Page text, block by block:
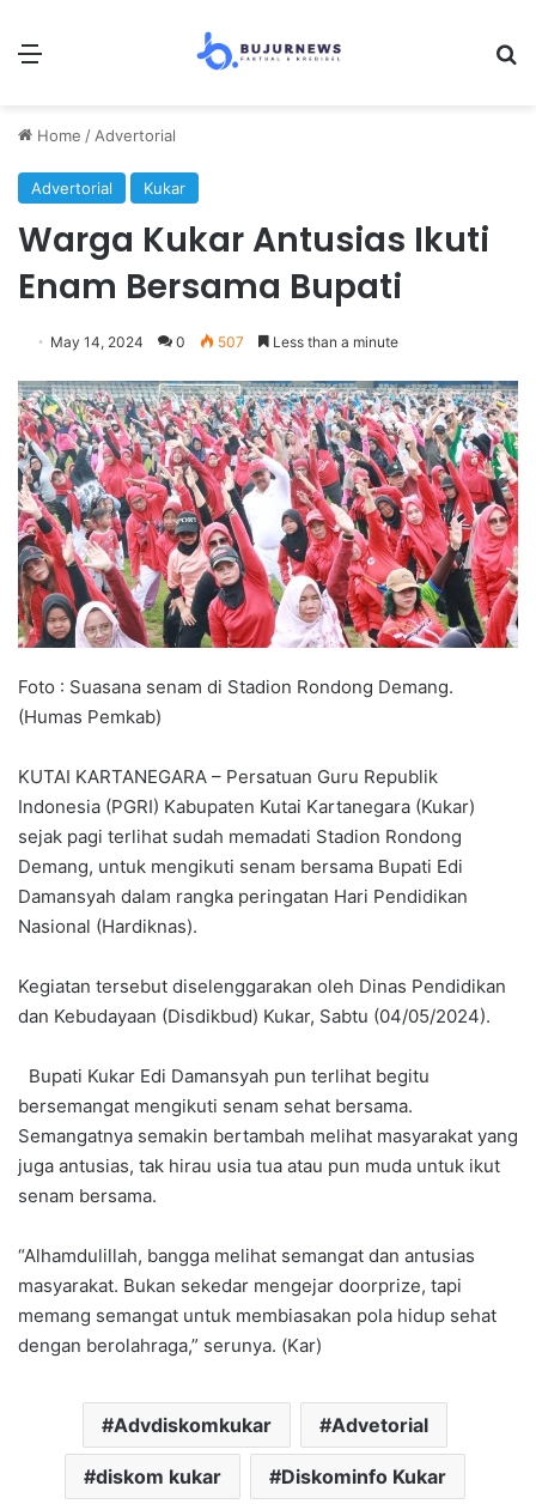
Menu
Home / Advertorial
Advertorial Kukar
Warga Kukar Antusias Ikuti
Enam Bersama Bupati
May 14, 2024 0 507 Less than a minute
Foto : Suasana senam di Stadion Rondong Demang.
(Humas Pemkab)
KUTAI KARTANEGARA – Persatuan Guru Republik
Indonesia (PGRI) Kabupaten Kutai Kartanegara (Kukar)
sejak pagi terlihat sudah memadati Stadion Rondong
Demang, untuk mengikuti senam bersama Bupati Edi
Damansyah dalam rangka peringatan Hari Pendidikan
Nasional (Hardiknas).
Kegiatan tersebut diselenggarakan oleh Dinas Pendidikan
dan Kebudayaan (Disdikbud) Kukar, Sabtu (04/05/2024).
Bupati Kukar Edi Damansyah pun terlihat begitu
bersemangat mengikuti senam sehat bersama.
Semangatnya semakin bertambah melihat masyarakat yang
juga antusias, tak hirau usia tua atau pun muda untuk ikut
senam bersama.
“Alhamdulillah, bangga melihat semangat dan antusias
masyarakat. Bukan sekedar mengejar doorprize, tapi
memang semangat untuk membiasakan pola hidup sehat
dengan berolahraga,” serunya. (Kar)
Advdiskomkukar Advetorial
diskom kukar Diskominfo Kukar